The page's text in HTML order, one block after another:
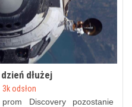
dłużej
3k odsłon
Discovery pozostanie